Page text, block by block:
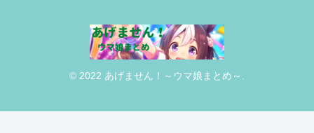
© 2022 あげません！～ウマ娘まとめ～.